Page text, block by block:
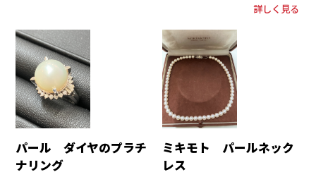
詳しく見る
パール ダイヤのプラチ
ナリング
ミキモト パールネック
レス